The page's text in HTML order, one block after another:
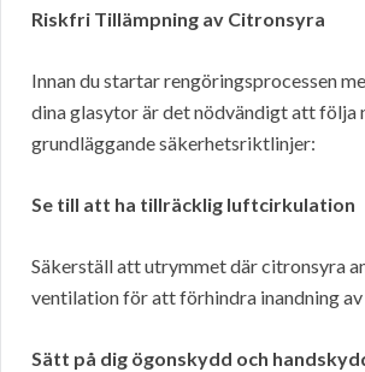
Riskfri Tillämpning av Citronsyra
Innan du startar rengöringsprocessen
dina glasytor är det nödvändigt att följa
grundläggande säkerhetsriktlinjer:
Se till att ha tillräcklig luftcirkulation
Säkerställ att utrymmet där citronsyra
ventilation för att förhindra inandning av
Sätt på dig ögonskydd och